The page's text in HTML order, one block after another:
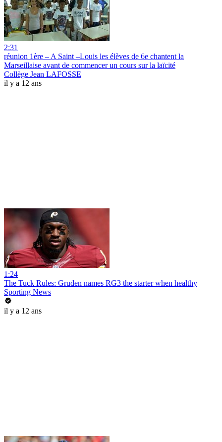
2:31
réunion 1ère – A Saint –Louis les élèves de 6e chantent la
Marseillaise avant de commencer un cours sur la laïcité
Collège Jean LAFOSSE
il y a 12 ans
1:24
The Tuck Rules: Gruden names RG3 the starter when healthy
Sporting News
il y a 12 ans